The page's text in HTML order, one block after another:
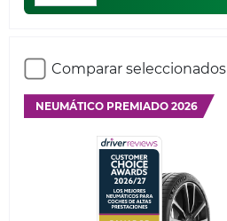
Comparar seleccionados
NEUMÁTICO PREMIADO 2026